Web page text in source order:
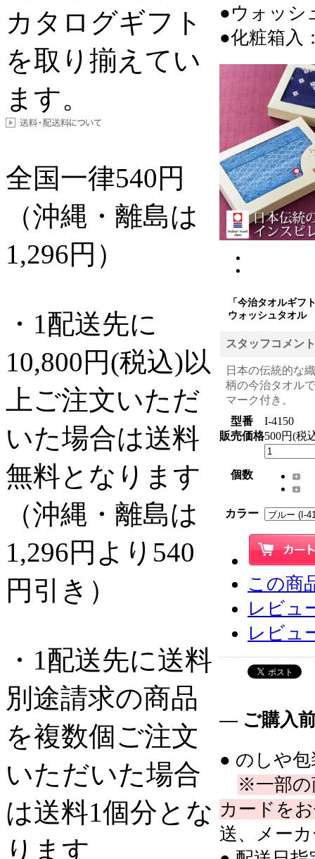
●ウォッシ
●化粧箱入
「今治タオルギ
ウォッシュタオル
スタッフコメント
日本の伝統的な
柄の今治タオル
マーク付き。
型番
I-4150
販売価格500円(税
個数
カラー
この商
レビュ
レビュ
― ご購入
● のしや
※一部の
カードを
送、メー
カタログギフト
を取り揃えてい
ます。
全国一律540円
（沖縄・離島は
1,296円）
・1配送先に
10,800円(税込)以
上ご注文いただ
いた場合は送料
無料となります
（沖縄・離島は
1,296円より540
円引き）
・1配送先に送料
別途請求の商品
を複数個ご注文
いただいた場合
は送料1個分とな
ります